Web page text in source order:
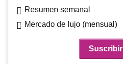
Resumen semanal
Mercado de lujo (mensual)